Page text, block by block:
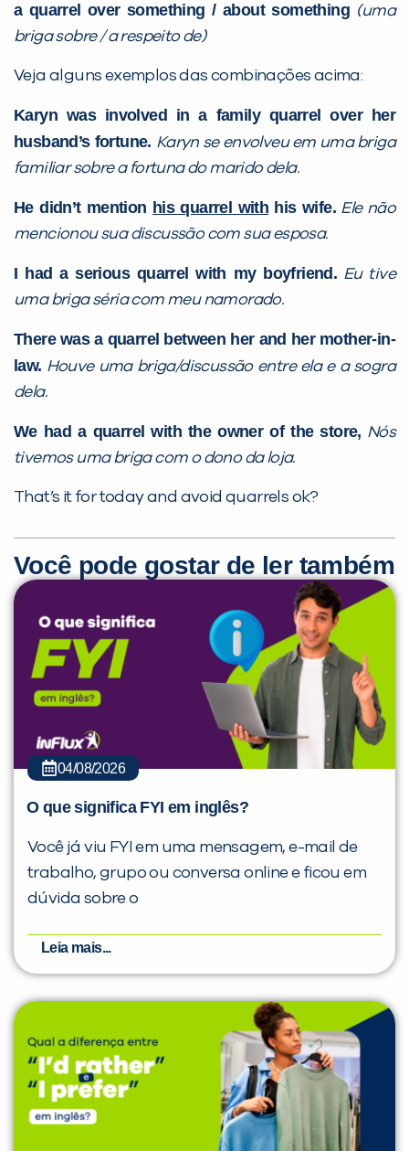
a quarrel over something / about something (uma
briga sobre / a respeito de)
Veja alguns exemplos das combinações acima:
Karyn was involved in a family quarrel over her
husband’s fortune. Karyn se envolveu em uma briga
familiar sobre a fortuna do marido dela.
He didn’t mention his quarrel with his wife. Ele não
mencionou sua discussão com sua esposa.
I had a serious quarrel with my boyfriend. Eu tive
uma briga séria com meu namorado.
There was a quarrel between her and her mother-in-
law. Houve uma briga/discussão entre ela e a sogra
dela.
We had a quarrel with the owner of the store, Nós
tivemos uma briga com o dono da loja.
That’s it for today and avoid quarrels ok?
Você pode gostar de ler também
04/08/2026
O que significa FYI em inglês?
Você já viu FYI em uma mensagem, e-mail de
trabalho, grupo ou conversa online e ficou em
dúvida sobre o
Leia mais...
Sim Não
VOLTAR